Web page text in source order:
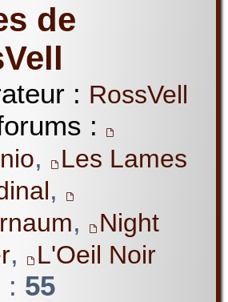
de
: RossVell
:
,
Les Lames
,
,
Night
, L'Oeil Noir
: 55